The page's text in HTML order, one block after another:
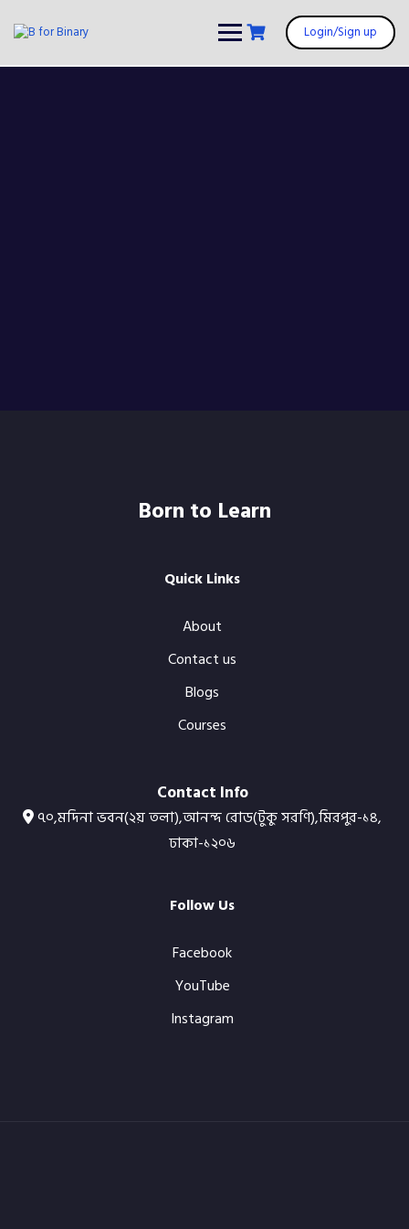
Login/Sign up
Born to Learn
Quick Links
About
Contact us
Blogs
Courses
Contact Info
৭০,মদিনা ভবন(২য় তলা),আনন্দ রোড(টুকু সরণি),মিরপুর-১৪,
ঢাকা-১২০৬
Follow Us
Facebook
YouTube
Instagram